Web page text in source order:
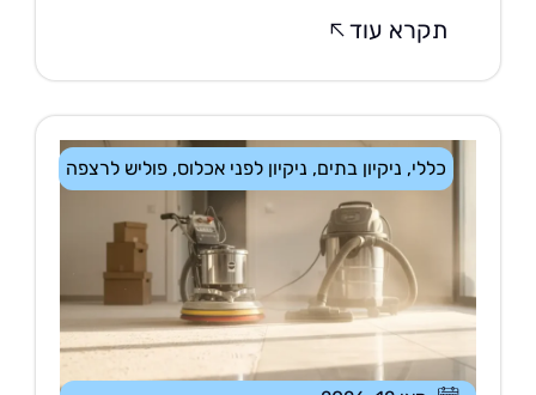
תקרא עוד
ניקיון בתים,ניקיון לפני אכלוס,פוליש לרצפה